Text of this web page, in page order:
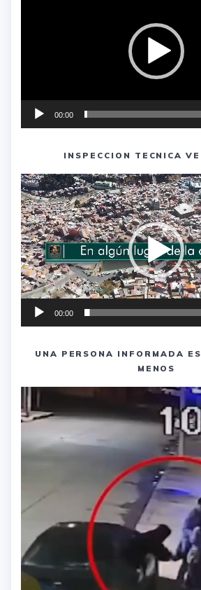
00:00
INSPECCION TECNICA
de
vídeo
00:00
UNA PERSONA INFORMADA
MENOS
de
vídeo